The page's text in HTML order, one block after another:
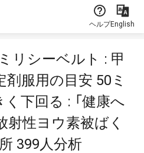
ヘルプEnglish
リシーベルト : 甲
服用の目安 50ミ
下回る : 「健康へ
射性ヨウ素被ばく
399人分析